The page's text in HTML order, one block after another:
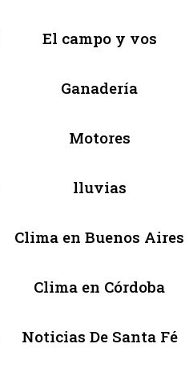
El campo y vos
Ganadería
Motores
lluvias
Clima en Buenos Aires
Clima en Córdoba
Noticias De Santa Fé